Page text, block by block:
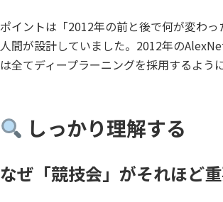
ポイントは「2012年の前と後で何が変わ
人間が設計していました。2012年の
は全てディープラーニングを採用するよう
しっかり理解する
なぜ「競技会」がそれほど